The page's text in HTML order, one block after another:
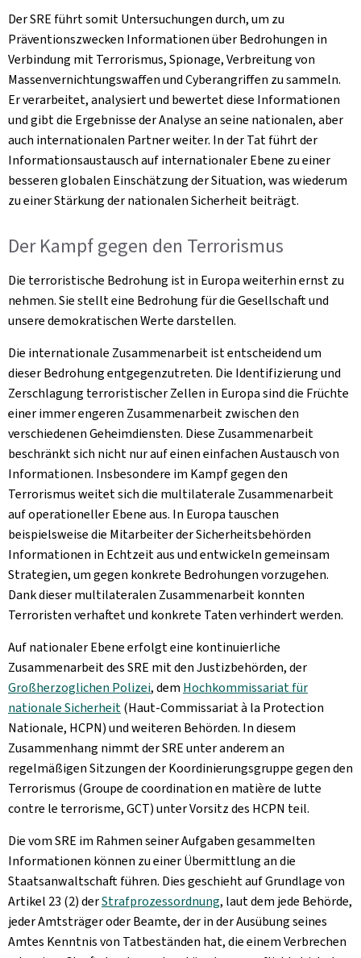
Der SRE führt somit Untersuchungen durch, um zu
Präventionszwecken Informationen über Bedrohungen in
Verbindung mit Terrorismus, Spionage, Verbreitung von
Massenvernichtungswaffen und Cyberangriffen zu sammeln.
Er verarbeitet, analysiert und bewertet diese Informationen
und gibt die Ergebnisse der Analyse an seine nationalen, aber
auch internationalen Partner weiter. In der Tat führt der
Informationsaustausch auf internationaler Ebene zu einer
besseren globalen Einschätzung der Situation, was wiederum
zu einer Stärkung der nationalen Sicherheit beiträgt.
Der Kampf gegen den Terrorismus
Die terroristische Bedrohung ist in Europa weiterhin ernst zu
nehmen. Sie stellt eine Bedrohung für die Gesellschaft und
unsere demokratischen Werte darstellen.
Die internationale Zusammenarbeit ist entscheidend um
dieser Bedrohung entgegenzutreten. Die Identifizierung und
Zerschlagung terroristischer Zellen in Europa sind die Früchte
einer immer engeren Zusammenarbeit zwischen den
verschiedenen Geheimdiensten. Diese Zusammenarbeit
beschränkt sich nicht nur auf einen einfachen Austausch von
Informationen. Insbesondere im Kampf gegen den
Terrorismus weitet sich die multilaterale Zusammenarbeit
auf operationeller Ebene aus. In Europa tauschen
beispielsweise die Mitarbeiter der Sicherheitsbehörden
Informationen in Echtzeit aus und entwickeln gemeinsam
Strategien, um gegen konkrete Bedrohungen vorzugehen.
Dank dieser multilateralen Zusammenarbeit konnten
Terroristen verhaftet und konkrete Taten verhindert werden.
Auf nationaler Ebene erfolgt eine kontinuierliche
Zusammenarbeit des SRE mit den Justizbehörden, der
Großherzoglichen Polizei, dem Hochkommissariat für
nationale Sicherheit(Haut-Commissariat à la Protection
Nationale, HCPN) und weiteren Behörden. In diesem
Zusammenhang nimmt der SRE unter anderem an
regelmäßigen Sitzungen der Koordinierungsgruppe gegen den
Terrorismus (Groupe de coordination en matière de lutte
contre le terrorisme, GCT) unter Vorsitz des HCPN teil.
Die vom SRE im Rahmen seiner Aufgaben gesammelten
Informationen können zu einer Übermittlung an die
Staatsanwaltschaft führen. Dies geschieht auf Grundlage von
Artikel 23 (2) derStrafprozessordnung, laut dem jede Behörde,
jeder Amtsträger oder Beamte, der in der Ausübung seines
Amtes Kenntnis von Tatbeständen hat, die einem Verbrechen